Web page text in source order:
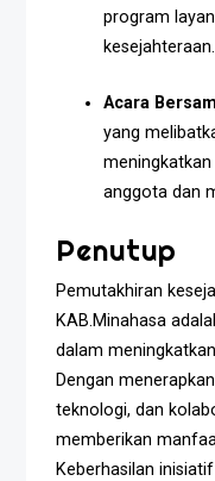
program
kesejahteraan.
Acara
yang
anggota dan
Penutup
Pemutakhiran
KAB.Minahasa
dalam
Dengan
teknologi, dan
memberikan
Keberhasilan